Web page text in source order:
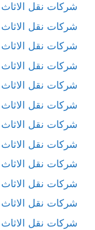
شركات نقل الاثاث
شركات نقل الاثاث
شركات نقل
شركات نقل
شركات نقل
شركات نقل الاثاث في 15
شركات نقل الاثاث
شركات نقل
شركات نقل
شركات نقل
شركات نقل
شركات نقل